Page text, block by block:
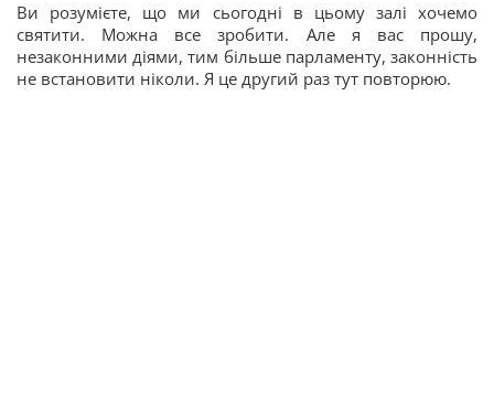
Ви розумієте, що ми сьогодні в цьому залі хочемо
святити. Можна все зробити. Але я вас прошу,
незаконними діями, тим більше парламенту, законність
не встановити ніколи. Я це другий раз тут повторюю.